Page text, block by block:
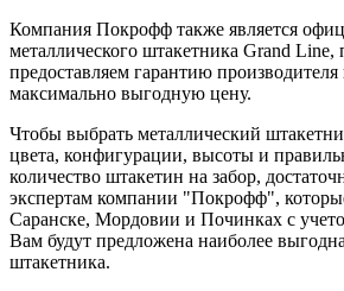
Компания Покрофф также является
металлического штакетника Grand
предоставляем гарантию производителя
максимально выгодную цену.
Чтобы выбрать металлический
цвета, конфигурации, высоты и
количество штакетин на забор,
экспертам компании "Покрофф",
Саранске, Мордовии и Починках с
Вам будут предложена наиболее
штакетника.